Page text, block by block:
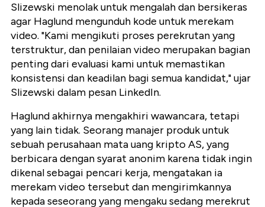
Slizewski menolak untuk mengalah dan bersikeras
agar Haglund mengunduh kode untuk merekam
video. "Kami mengikuti proses perekrutan yang
terstruktur, dan penilaian video merupakan bagian
penting dari evaluasi kami untuk memastikan
konsistensi dan keadilan bagi semua kandidat," ujar
Slizewski dalam pesan LinkedIn.
Haglund akhirnya mengakhiri wawancara, tetapi
yang lain tidak. Seorang manajer produk untuk
sebuah perusahaan mata uang kripto AS, yang
berbicara dengan syarat anonim karena tidak ingin
dikenal sebagai pencari kerja, mengatakan ia
merekam video tersebut dan mengirimkannya
kepada seseorang yang mengaku sedang merekrut